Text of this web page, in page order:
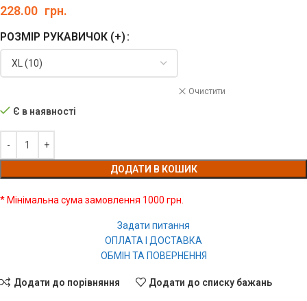
228.00 грн.
РОЗМІР РУКАВИЧОК (+)
Очистити
Є в наявності
ДОДАТИ В КОШИК
* Мінімальна сума замовлення 1000 грн.
Задати питання
ОПЛАТА І ДОСТАВКА
ОБМІН ТА ПОВЕРНЕННЯ
Додати до порівняння Додати до списку бажань